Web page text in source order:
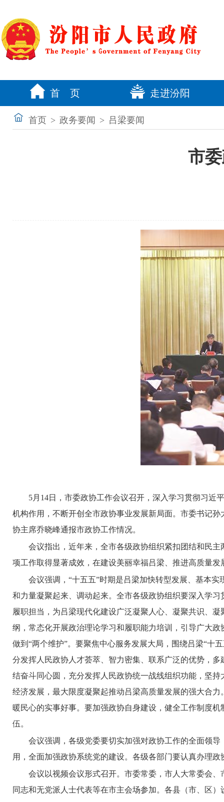
首 页 走进汾阳
首页 > 政务要闻 > 吕梁要闻
市
5月14日，市委政协工作会议召开，深入学习贯彻习近
机构作用，不断开创全市政协事业发展新局面。市委书记
协主席乔晓峰通报市政协工作情况。
会议指出，近年来，全市各级政协组织紧扣团结和民
项工作取得显著成效，在建设美丽幸福吕梁、推进高质量
会议强调，“十五五”时期是吕梁加快转型发展、基本
和力量凝聚起来、调动起来。全市各级政协组织要深入学
履职担当，为吕梁现代化建设广泛凝聚人心、凝聚共识、
纲，常态化开展政治理论学习和履职能力培训，引导广大
做到“两个维护”。要聚焦中心服务发展大局，围绕吕梁“十
分发挥人民政协人才荟萃、智力密集、联系广泛的优势，
结奋斗同心圆，充分发挥人民政协统一战线组织功能，坚
经济发展，最大限度凝聚起推动吕梁高质量发展的强大合
暖民心的实事好事。要加强政协自身建设，健全工作制度
伍。
会议强调，各级党委要切实加强对政协工作的全面领
用，全面加强政协系统党的建设。各级各部门要认真办理
会议以视频会议形式召开。市委常委，市人大常委会
同志和无党派人士代表等在市主会场参加。各县（市、区）